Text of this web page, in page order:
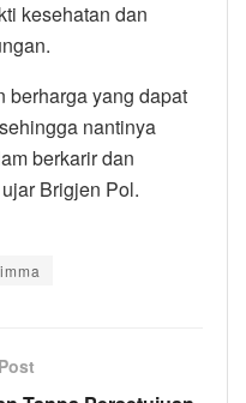
kesehatan dan
berharga yang dapat
nantinya
berkarir dan
Brigjen Pol.